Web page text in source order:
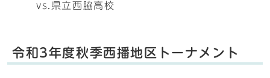
vs.県立西脇高校
令和3年度秋季西播地区トーナメント